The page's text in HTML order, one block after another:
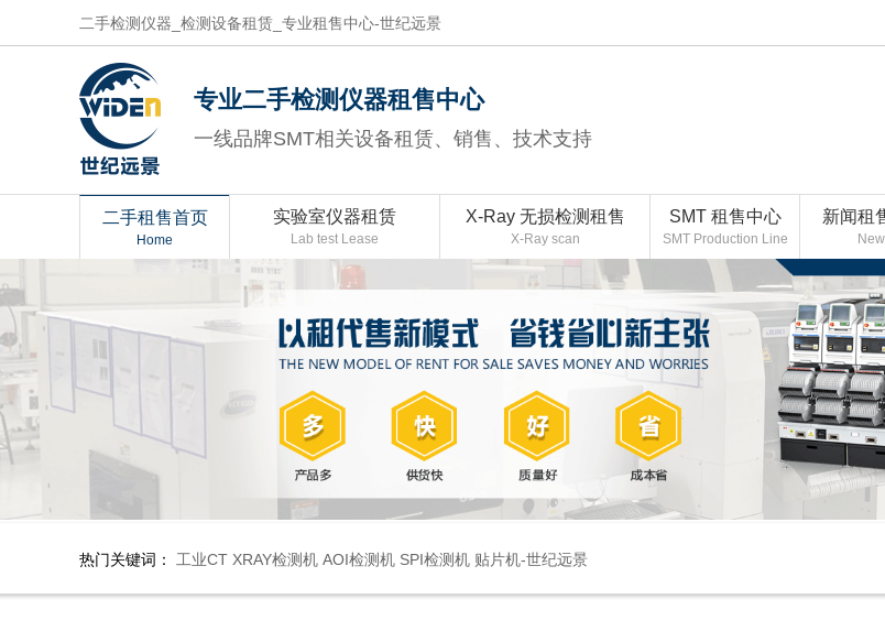
二手检测仪器_检测设备租赁_专业租售中心-世纪远景
专业二手检测仪器租售中心
一线品牌SMT相关设备租赁、销售、技术支持
二手租售首页
Home
实验室仪器租赁
Lab test Lease
X-Ray 无损检测租售
X-Ray scan
SMT 租售中心
SMT Production Line
新闻租
热门关键词： 工业CT XRAY检测机 AOI检测机 SPI检测机 贴片机-世纪远景